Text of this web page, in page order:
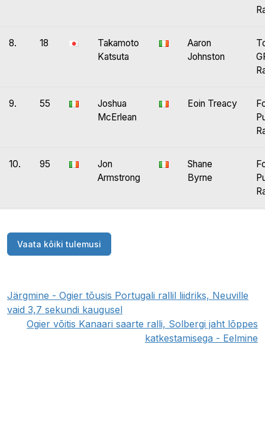
8. 18
Takamoto
Katsuta
Aaron
Johnston
9. 55
Joshua
McErlean
Eoin Treacy
10. 95
Jon
Armstrong
Shane
Byrne
Vaata kõiki tulemusi
Järgmine - Ogier tõusis Portugali rallil liidriks, Neuville
vaid 3,7 sekundi kaugusel
Ogier võitis Kanaari saarte ralli, Solbergi jaht lõppes
katkestamisega - Eelmine